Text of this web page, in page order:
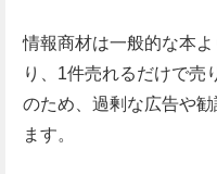
情報商材は一般的な本
り、1件売れるだけで売
のため、過剰な広告や
ます。